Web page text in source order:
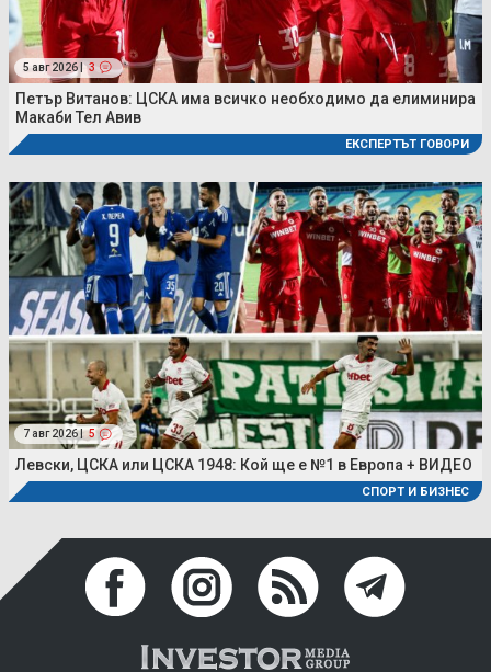
5 авг 2026 | 3
Петър Витанов: ЦСКА има всичко необходимо да елиминира
Макаби Тел Авив
ЕКСПЕРТЪТ ГОВОРИ
7 авг 2026 | 5
Левски, ЦСКА или ЦСКА 1948: Кой ще е №1 в Европа + ВИДЕО
СПОРТ И БИЗНЕС